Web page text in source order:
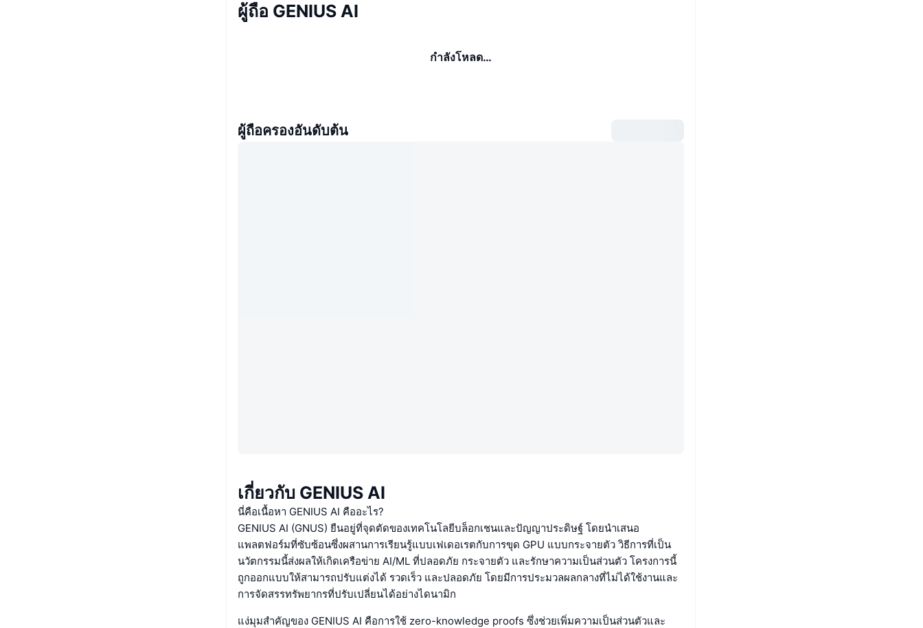
ผู้ถือ GENIUS AI
กำลังโหลด…
ผู้ถือครองอันดับต้น
เกี่ยวกับ GENIUS AI
นี่คือเนื้อหา GENIUS AI คืออะไร?
GENIUS AI (GNUS) ยืนอยู่ที่จุดตัดของเทคโนโลยีบล็อกเชนและปัญญาประดิษฐ์ โดยนำเสนอ
แพลตฟอร์มที่ซับซ้อนซึ่งผสานการเรียนรู้แบบเฟเดอเรตกับการขุด GPU แบบกระจายตัว วิธีการที่เป็น
นวัตกรรมนี้ส่งผลให้เกิดเครือข่าย AI/ML ที่ปลอดภัย กระจายตัว และรักษาความเป็นส่วนตัว โครงการนี้
ถูกออกแบบให้สามารถปรับแต่งได้ รวดเร็ว และปลอดภัย โดยมีการประมวลผลกลางที่ไม่ได้ใช้งานและ
การจัดสรรทรัพยากรที่ปรับเปลี่ยนได้อย่างไดนามิก
แง่มุมสำคัญของ GENIUS AI คือการใช้ zero-knowledge proofs ซึ่งช่วยเพิ่มความเป็นส่วนตัวและ